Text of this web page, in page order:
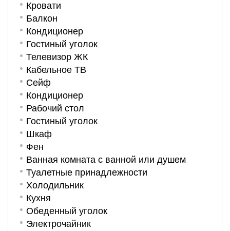
Кровати
Балкон
Кондиционер
Гостиный уголок
Телевизор ЖК
Кабельное ТВ
Сейф
Кондиционер
Рабочий стол
Гостиный уголок
Шкаф
Фен
Ванная комната с ванной или душем
Туалетные принадлежности
Холодильник
Кухня
Обеденный уголок
Электрочайник